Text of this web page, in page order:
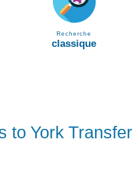
Recherche
classique
to York Transfer